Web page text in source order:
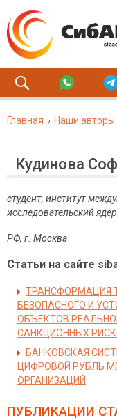
Главная Наши авторы
Кудинова
студент, институт
исследовательский
РФ, г Москва
Статьи на сайте
ТРАНСФОРМАЦИЯ
БЕЗОПАСНОГО И
ОБЪЕКТОВ
САНКЦИОННЫХ
БАНКОВСКАЯ
ЦИФРОВОЙ РУБЛЬ
ОРГАНИЗАЦИЙ
ПУБЛИКАЦИИ